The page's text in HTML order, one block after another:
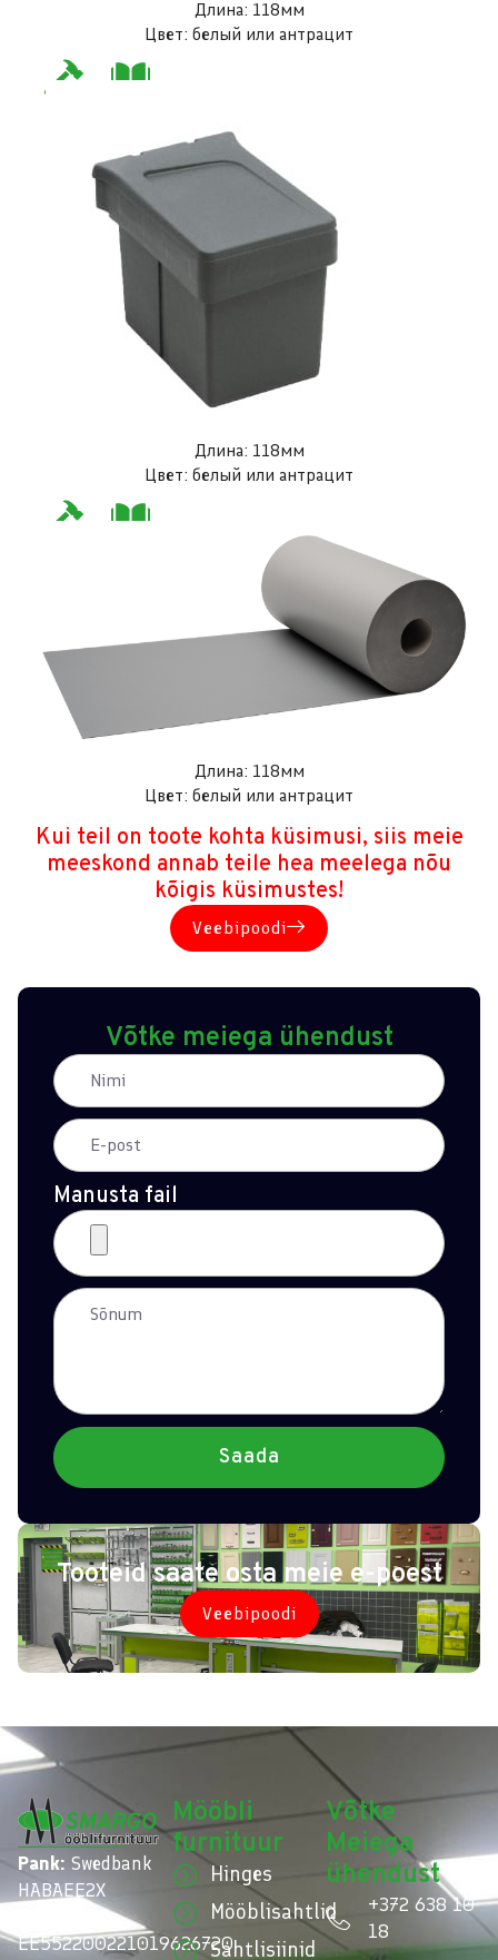
Длина: 118мм
Цвет: белый или антрацит
Длина: 118мм
Цвет: белый или антрацит
Длина: 118мм
Цвет: белый или антрацит
Kui teil on toote kohta küsimusi, siis meie
meeskond annab teile hea meelega nõu
kõigis küsimustes!
Veebipoodi
Võtke meiega ühendust
Manusta fail
Saada
Tooteid saate osta meie e-poest
Veebipoodi
Pank: Swedbank
HABAEE2X
EE552200221019626720
Mööbli
furnituur
Hinges
Mööblisahtlid
Sahtlisiinid
Võtke
Meiega
ühendust
+372 638 10
18